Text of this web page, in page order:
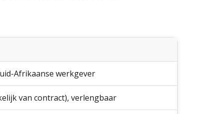
Afrikaanse werkgever
van contract), verlengbaar